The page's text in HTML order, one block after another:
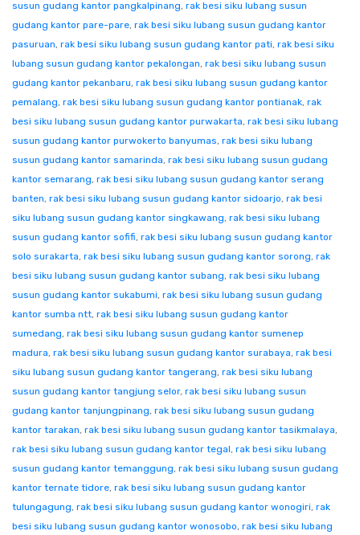
susun gudang kantor pangkalpinang, rak besi siku lubang susun
gudang kantor pare-pare, rak besi siku lubang susun gudang kantor
pasuruan, rak besi siku lubang susun gudang kantor pati, rak besi siku
lubang susun gudang kantor pekalongan, rak besi siku lubang susun
gudang kantor pekanbaru, rak besi siku lubang susun gudang kantor
pemalang, rak besi siku lubang susun gudang kantor pontianak, rak
besi siku lubang susun gudang kantor purwakarta, rak besi siku lubang
susun gudang kantor purwokerto banyumas, rak besi siku lubang
susun gudang kantor samarinda, rak besi siku lubang susun gudang
kantor semarang, rak besi siku lubang susun gudang kantor serang
banten, rak besi siku lubang susun gudang kantor sidoarjo, rak besi
siku lubang susun gudang kantor singkawang, rak besi siku lubang
susun gudang kantor sofifi, rak besi siku lubang susun gudang kantor
solo surakarta, rak besi siku lubang susun gudang kantor sorong, rak
besi siku lubang susun gudang kantor subang, rak besi siku lubang
susun gudang kantor sukabumi, rak besi siku lubang susun gudang
kantor sumba ntt, rak besi siku lubang susun gudang kantor
sumedang, rak besi siku lubang susun gudang kantor sumenep
madura, rak besi siku lubang susun gudang kantor surabaya, rak besi
siku lubang susun gudang kantor tangerang, rak besi siku lubang
susun gudang kantor tangjung selor, rak besi siku lubang susun
gudang kantor tanjungpinang, rak besi siku lubang susun gudang
kantor tarakan, rak besi siku lubang susun gudang kantor tasikmalaya,
rak besi siku lubang susun gudang kantor tegal, rak besi siku lubang
susun gudang kantor temanggung, rak besi siku lubang susun gudang
kantor ternate tidore, rak besi siku lubang susun gudang kantor
tulungagung, rak besi siku lubang susun gudang kantor wonogiri, rak
besi siku lubang susun gudang kantor wonosobo, rak besi siku lubang